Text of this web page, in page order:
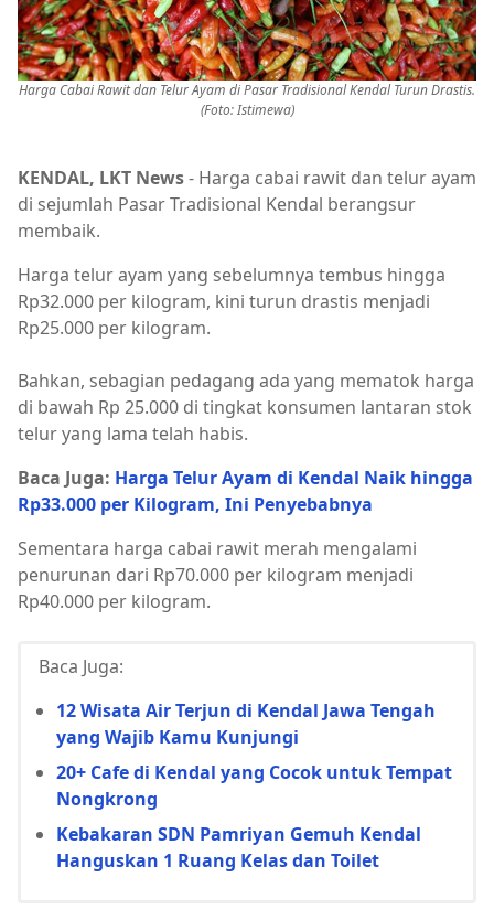
Harga Cabai Rawit dan Telur Ayam di Pasar Tradisional Kendal Turun Drastis.
(Foto: Istimewa)
KENDAL, LKT News- Harga cabai rawit dan telur ayam
di sejumlah Pasar Tradisional Kendal berangsur
membaik.
Harga telur ayam yang sebelumnya tembus hingga
Rp32.000 per kilogram, kini turun drastis menjadi
Rp25.000 per kilogram.
Bahkan, sebagian pedagang ada yang mematok harga
di bawah Rp 25.000 di tingkat konsumen lantaran stok
telur yang lama telah habis.
Baca Juga: Harga Telur Ayam di Kendal Naik hingga
Rp33.000 per Kilogram, Ini Penyebabnya
Sementara harga cabai rawit merah mengalami
penurunan dari Rp70.000 per kilogram menjadi
Rp40.000 per kilogram.
Baca Juga:
12 Wisata Air Terjun di Kendal Jawa Tengah
yang Wajib Kamu Kunjungi
20+ Cafe di Kendal yang Cocok untuk Tempat
Nongkrong
Kebakaran SDN Pamriyan Gemuh Kendal
Hanguskan 1 Ruang Kelas dan Toilet